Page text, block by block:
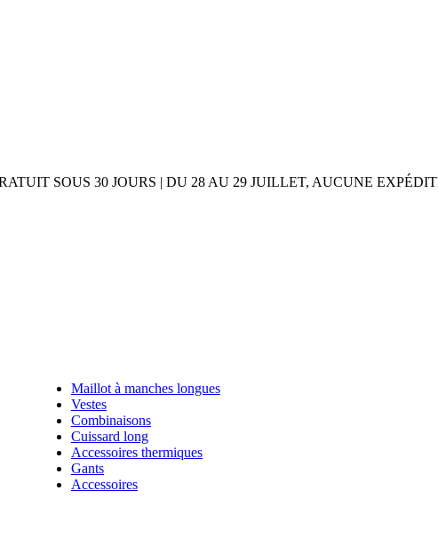
SOUS 30 JOURS | DU 28 AU 29 JUILLET, AUCUNE
Maillot à manches longues
Vestes
Combinaisons
Cuissard long
Accessoires thermiques
Gants
Accessoires